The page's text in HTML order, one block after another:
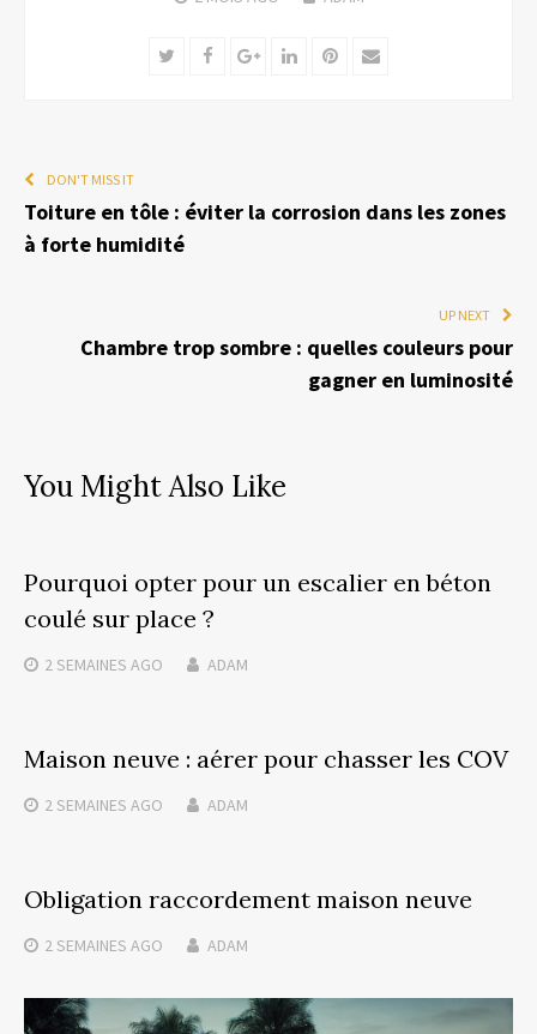
TwitterFacebookGoogle+LinkedInPinterest
Email
DON'T MISS IT
Toiture en tôle : éviter la corrosion dans les zones
à forte humidité
UP NEXT
Chambre trop sombre : quelles couleurs pour
gagner en luminosité
You Might Also Like
Pourquoi opter pour un escalier en béton
coulé sur place ?
2 SEMAINES AGO ADAM
Maison neuve : aérer pour chasser les COV
2 SEMAINES AGO ADAM
Obligation raccordement maison neuve
2 SEMAINES AGO ADAM